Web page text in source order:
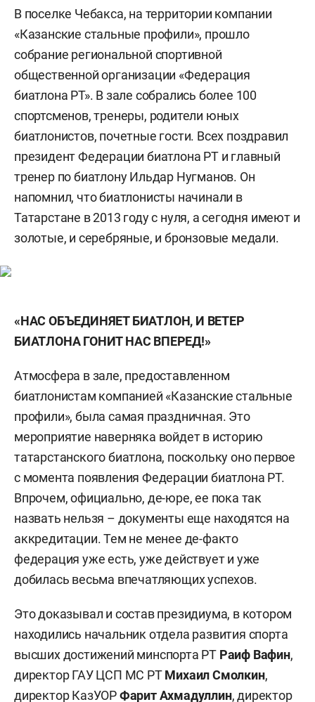
В поселке Чебакса, на территории компании
«Казанские стальные профили», прошло
собрание региональной спортивной
общественной организации «Федерация
биатлона РТ». В зале собрались более 100
спортсменов, тренеры, родители юных
биатлонистов, почетные гости. Всех поздравил
президент Федерации биатлона РТ и главный
тренер по биатлону Ильдар Нугманов. Он
напомнил, что биатлонисты начинали в
Татарстане в 2013 году с нуля, а сегодня имеют и
золотые, и серебряные, и бронзовые медали.
«НАС ОБЪЕДИНЯЕТ БИАТЛОН, И ВЕТЕР
БИАТЛОНА ГОНИТ НАС ВПЕРЕД!»
Атмосфера в зале, предоставленном
биатлонистам компанией «Казанские стальные
профили», была самая праздничная. Это
мероприятие наверняка войдет в историю
татарстанского биатлона, поскольку оно первое
с момента появления Федерации биатлона РТ.
Впрочем, официально, де-юре, ее пока так
назвать нельзя – документы еще находятся на
аккредитации. Тем не менее де-факто
федерация уже есть, уже действует и уже
добилась весьма впечатляющих успехов.
Это доказывал и состав президиума, в котором
находились начальник отдела развития спорта
высших достижений минспорта РТ Раиф Вафин,
директор ГАУ ЦСП МС РТМихаил Смолкин,
директор КазУОРФаритАхмадуллин, директор